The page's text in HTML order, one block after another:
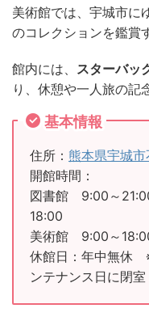
美術館では、宇城市に
のコレクションを鑑賞
館内には、 スターバッ
り、休憩や一人旅の記
基本情報
住所： 熊本県宇城
開館時間：
図書館 9:00～
18:00
美術館 9:00～
休館日：年中無休
ンテナンス日に閉室